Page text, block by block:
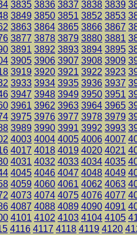
3835 3836 3837 3838 3839
3849 3850 3851 3852 3853
3863 3864 3865 3866 3867
3877 3878 3879 3880 3881
3891 3892 3893 3894 3895
3905 3906 3907 3908 3909
3919 3920 3921 3922 3923
3933 3934 3935 3936 3937
3947 3948 3949 3950 3951
3961 3962 3963 3964 3965
3975 3976 3977 3978 3979
3989 3990 3991 3992 3993
4003 4004 4005 4006 4007
4017 4018 4019 4020 4021
4031 4032 4033 4034 4035
4045 4046 4047 4048 4049
4059 4060 4061 4062 4063
4073 4074 4075 4076 4077
4087 4088 4089 4090 4091
4101 4102 4103 4104 4105
4116 4117 4118 4119 4120